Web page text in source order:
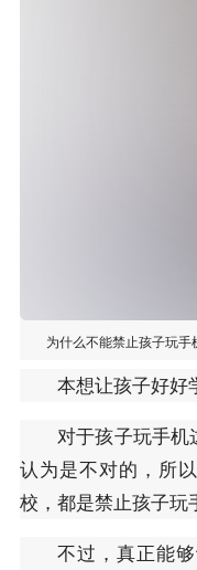
为什么不能禁止孩子玩
本想让孩子好好
对于孩子玩手机
认为是不对的，所
校，都是禁止孩子玩
不过，真正能